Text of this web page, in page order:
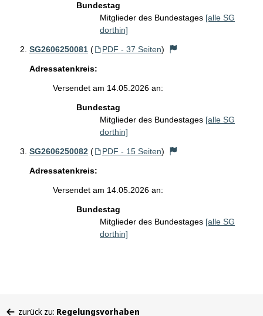
Bundestag
Mitglieder des Bundestages [alle SG
dorthin]
SG2606250081 ( PDF - 37 Seiten)
Adressatenkreis:
Versendet am 14.05.2026 an:
Bundestag
Mitglieder des Bundestages [alle SG
dorthin]
SG2606250082 ( PDF - 15 Seiten)
Adressatenkreis:
Versendet am 14.05.2026 an:
Bundestag
Mitglieder des Bundestages [alle SG
dorthin]
zurück zu: Regelungsvorhaben